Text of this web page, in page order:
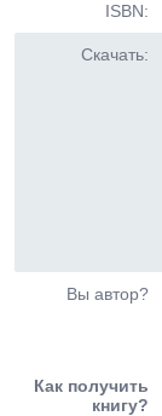
ISBN:
Скачать:
Вы автор?
Как получить
книгу?